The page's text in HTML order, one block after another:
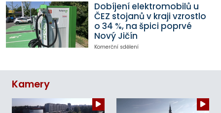
Dobíjení elektromobilů u
ČEZ stojanů v kraji vzrostlo
o 34 %, na špici poprvé
Nový Jičín
Komerční sdělení
Kamery